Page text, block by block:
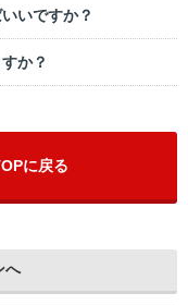
いですか？
か？
に戻る
へ